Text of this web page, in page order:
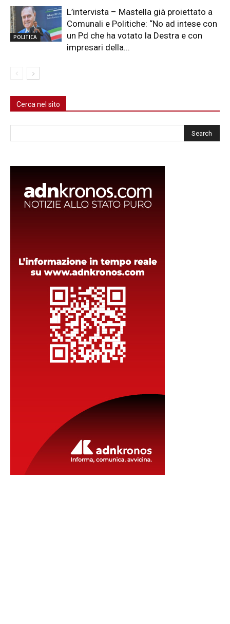
POLITICA
L’intervista – Mastella già proiettato a
Comunali e Politiche: “No ad intese con
un Pd che ha votato la Destra e con
impresari della...
Cerca nel sito